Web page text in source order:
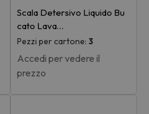
Scala Detersivo Liquido Bu
cato Lava…
Pezzi per cartone: 3
Accedi per vedere il
prezzo